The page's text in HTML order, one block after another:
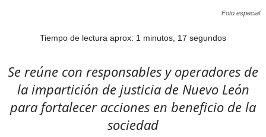
Foto especial
Tiempo de lectura aprox: 1 minutos, 17 segundos
Se reúne con responsables y operadores de
la impartición de justicia de Nuevo León
para fortalecer acciones en beneficio de la
sociedad